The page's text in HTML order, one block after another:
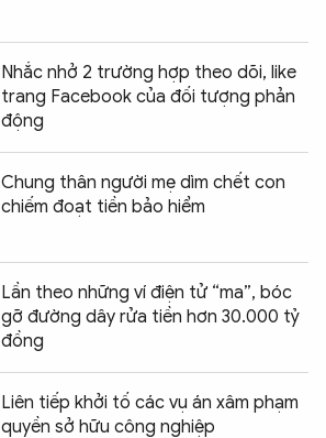
Nhắc nhở 2 trường hợp theo dõi, like
trang Facebook của đối tượng phản
động
Chung thân người mẹ dìm chết con
chiếm đoạt tiền bảo hiểm
Lần theo những ví điện tử “ma”, bóc
gỡ đường dây rửa tiền hơn 30.000 tỷ
đồng
Liên tiếp khởi tố các vụ án xâm phạm
quyền sở hữu công nghiệp